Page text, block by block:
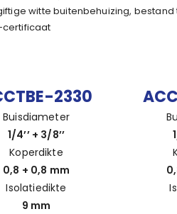
witte buitenbehuizing,
certificaat
2330
Buisdiameter
1/4’’ + 3/8’’
Koperdikte
0,8 + 0,8 mm
Isolatiedikte
9 mm